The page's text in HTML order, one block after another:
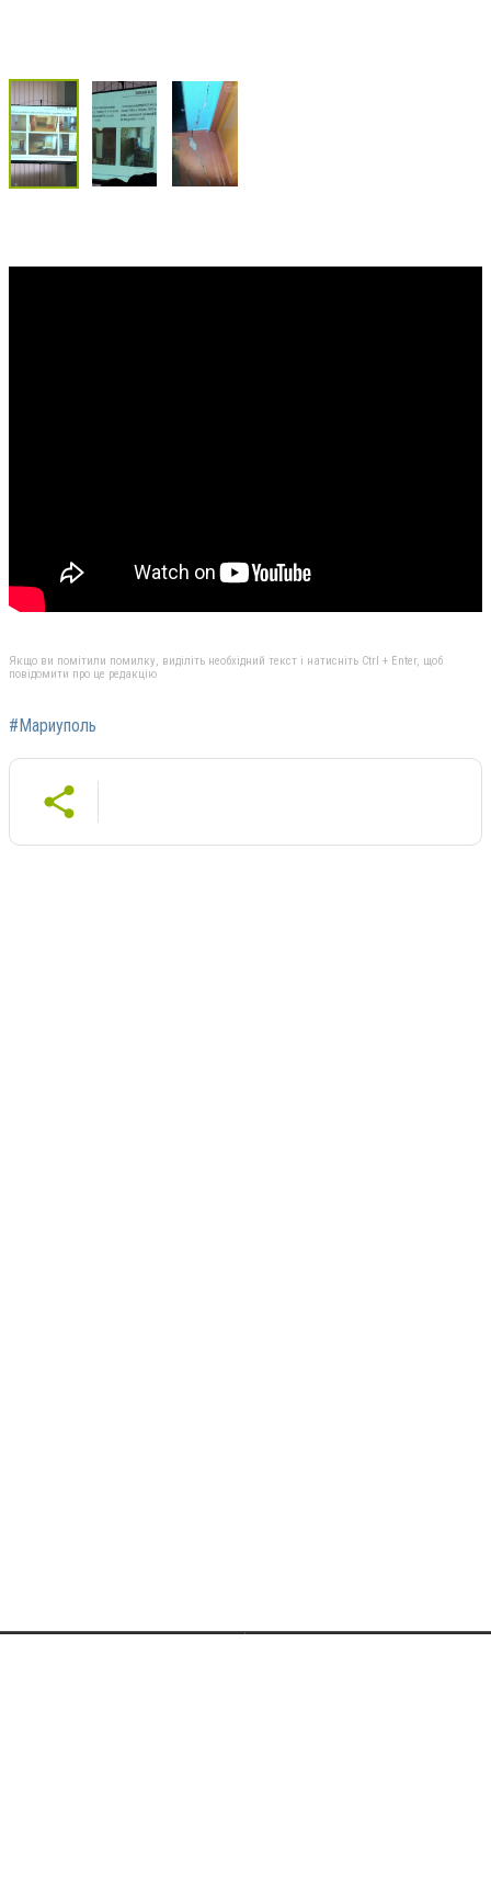
Якщо ви помітили помилку, виділіть необхідний текст і натисніть Ctrl + Enter, щоб
повідомити про це редакцію
#Мариуполь